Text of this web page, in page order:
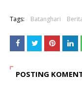
Tags: Batanghari
POSTING